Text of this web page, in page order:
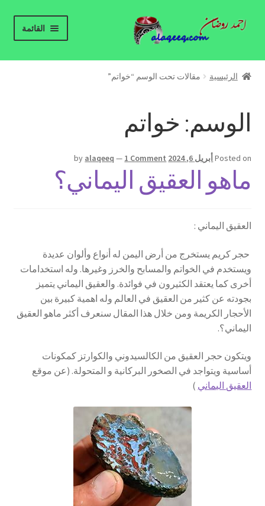
Skip
Skip
القائمة
الرئيسية
معلومات عن العقيق اليماني
من نحن
للإتصال بنا
مدونة العقيق اليماني
العربية
English
الرئيسية مقالات تحت الوسم “خواتم”
الوسم: خواتم
Posted on أبريل 6, 2024 by alaqeeq — 1 Comment
ماهو العقيق اليماني؟
العقيق اليماني :
حجر كريم يستخرج من أرض اليمن له أنواع وألوان عديدة
ويستخدم في الخواتم والمسابح والخرز وغيرها. وله استخدامات
أخرى كما يعتقد الكثيرون في فوائدة. والعقيق اليماني يتميز
بجودته عن كثير من العقيق في العالم وله اهمية كبيرة بين
الأحجار الكريمة ومن خلال هذا المقال سنعرف أكثر ماهو العقيق
اليماني؟.
ويتكون حجر العقيق من الكالسيدوني والكوارتز كمكونات
أساسية ويتواجد في الصخور البركانية و المتحولة. (عن موقع
العقيق اليماني )